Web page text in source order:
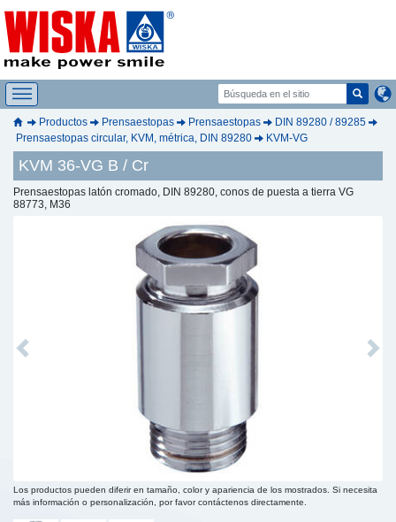
Productos Prensaestopas Prensaestopas
DIN 89280 / 89285
Prensaestopas circular, KVM, métrica, DIN 89280
KVM-VG
KVM 36-VG B / Cr
Prensaestopas latón cromado, DIN 89280, conos de puesta a tierra VG
88773, M36
Previous Next
Los productos pueden diferir en tamaño, color y apariencia de los mostrados. Si necesita
más información o personalización, por favor contáctenos directamente.